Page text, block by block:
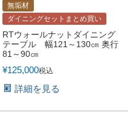
無垢材
ダイニングセットまとめ買い
RTウォールナットダイニング
テーブル 幅121～130㎝ 奥行
81～90㎝
¥125,000税込
詳細を見る